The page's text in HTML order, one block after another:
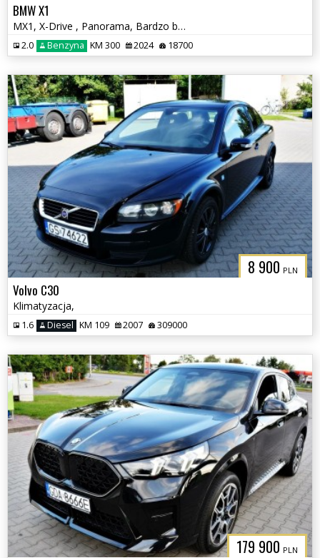
BMW X1
MX1, X-Drive , Panorama, Bardzo bogate wyposażenie
2.0 Benzyna KM 300 2024 18700
8 900 PLN
Volvo C30
Klimatyzacja,
1.6 Diesel KM 109 2007 309000
179 900 PLN